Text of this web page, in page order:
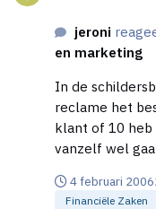
jeroni
en marketing
In de
reclame het
klant of 10 heb
vanzelf wel gaan lopen. Ik richt
4 februari 2006
Financiële Zaken